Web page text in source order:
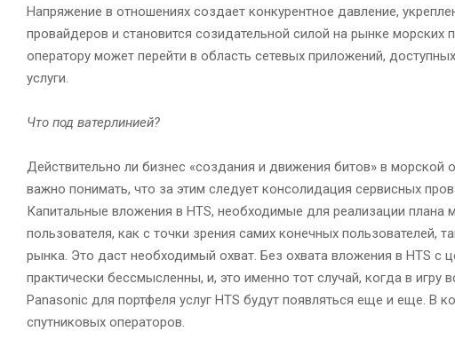
Напряжение в отношениях создает конкурентное давление,
провайдеров и становится созидательной силой на рынке морских
оператору может перейти в область сетевых приложений,
услуги.
Что под ватерлинией?
Действительно ли бизнес «создания и движения битов» в
важно понимать, что за этим следует консолидация сервисных
Капитальные вложения в HTS, необходимые для реализации плана
пользователя, как с точки зрения самих конечных пользователей,
рынка. Это даст необходимый охват. Без охвата вложения в HTS
практически бессмысленны, и, это именно тот случай, когда в
Panasonic для портфеля услуг HTS будут появляться еще и еще. В
спутниковых операторов.